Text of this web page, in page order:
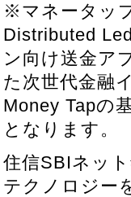
※マネータッ
Distributed
ン向け送金ア
た次世代金融
Money Tapの
となります。
住信SBIネッ
テクノロジー